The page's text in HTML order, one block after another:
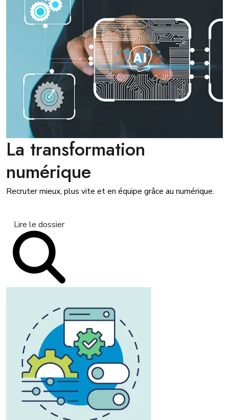
La transformation
numérique
Recruter mieux, plus vite et en équipe grâce au numérique.
Lire le dossier